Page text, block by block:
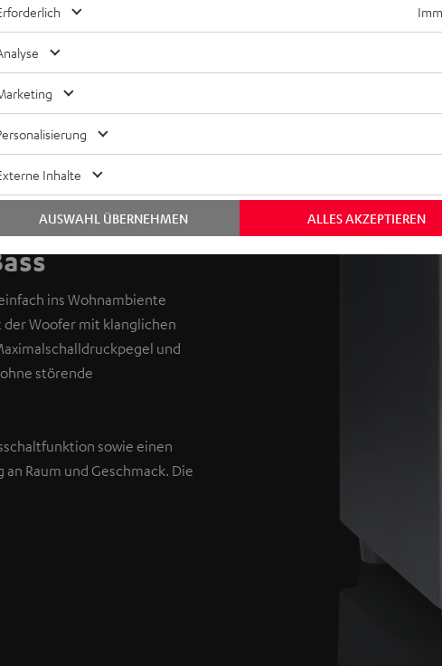
ins Wohnambiente
Woofer mit klanglichen
und
störende
sowie einen
Raum und Geschmack. Die
Inhalte
ALLES AKZEPTIEREN
AUSWAHL ÜBERNEHMEN